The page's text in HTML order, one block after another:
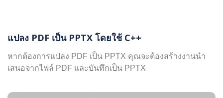
แปลง PDF เป็น PPTX โดยใช้ C++
หากต้องการแปลง PDF เป็น PPTX คุณจะต้องสร้างงานนำ
เสนอจากไฟล์ PDF และบันทึกเป็น PPTX